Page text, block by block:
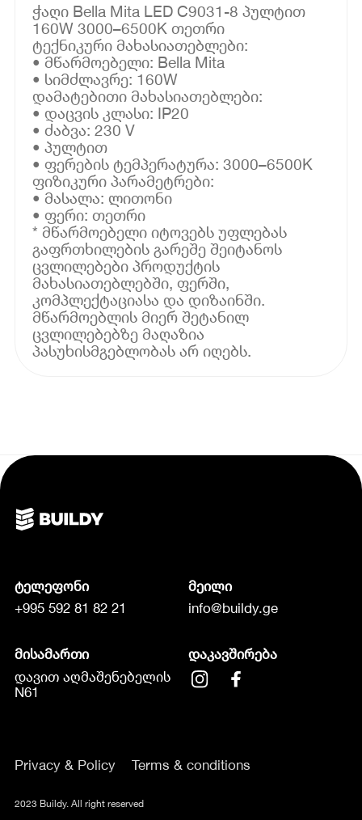
ჭაღი Bella Mita LED C9031-8 პულტით
160W 3000–6500K თეთრი
ტექნიკური მახასიათებლები:
• მწარმოებელი: Bella Mita
• სიმძლავრე: 160W
დამატებითი მახასიათებლები:
• დაცვის კლასი: IP20
• ძაბვა: 230 V
• პულტით
• ფერების ტემპერატურა: 3000–6500K
ფიზიკური პარამეტრები:
• მასალა: ლითონი
• ფერი: თეთრი
* მწარმოებელი იტოვებს უფლებას
გაფრთხილების გარეშე შეიტანოს
ცვლილებები პროდუქტის
მახასიათებლებში, ფერში,
კომპლექტაციასა და დიზაინში.
მწარმოებლის მიერ შეტანილ
ცვლილებებზე მაღაზია
პასუხისმგებლობას არ იღებს.
ტელეფონი
+995 592 81 82 21
მეილი
info@buildy.ge
მისამართი
დავით აღმაშენებელის
N61
დაკავშირება
Privacy & Policy Terms & conditions
2023 Buildy. All right reserved